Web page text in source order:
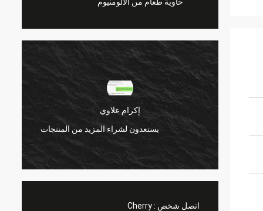
إكرام علاوي
يستعدون لشراء المزيد من المنتجات
اتصل شخص :Cherry